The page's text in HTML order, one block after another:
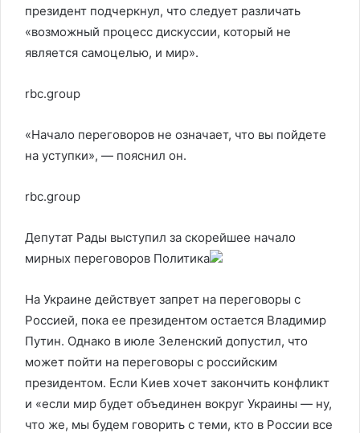
президент подчеркнул, что следует различать
«возможный процесс дискуссии, который не
является самоцелью, и мир».
rbc.group
«Начало переговоров не означает, что вы пойдете
на уступки», — пояснил он.
rbc.group
Депутат Рады выступил за скорейшее начало
мирных переговоров Политика
На Украине действует запрет на переговоры с
Россией, пока ее президентом остается Владимир
Путин. Однако в июле Зеленский допустил, что
может пойти на переговоры с российским
президентом. Если Киев хочет закончить конфликт
и «если мир будет объединен вокруг Украины — ну,
что же, мы будем говорить с теми, кто в России все